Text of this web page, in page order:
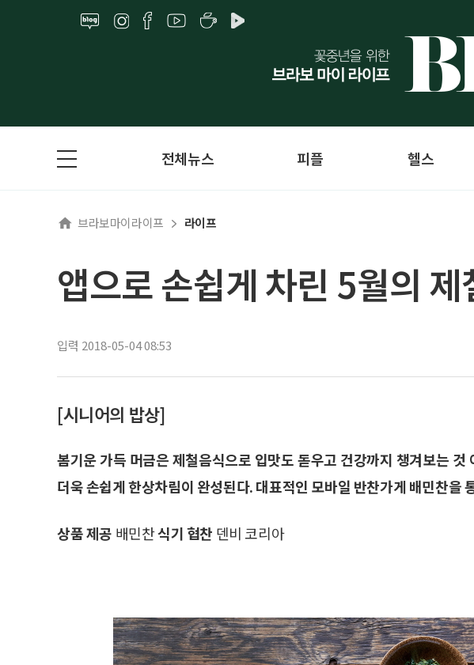
전체뉴스 피플 헬스
브라보마이라이프 라이프
앱으로 손쉽게 차린 5월의 제
입력 2018-05-04 08:53
[시니어의 밥상]
봄기운 가득 머금은 제철음식으로 입맛도 돋우고 건강까지 챙겨보는 것
더욱 손쉽게 한상차림이 완성된다. 대표적인 모바일 반찬가게 배민찬을
상품 제공 배민찬식기 협찬 덴비 코리아